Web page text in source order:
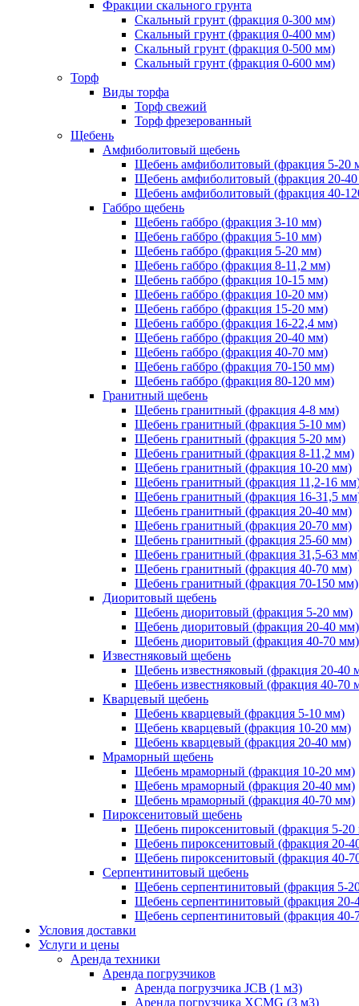
Фракции скального грунта
Скальный грунт (фракция 0-300 мм)
Скальный грунт (фракция 0-400 мм)
Скальный грунт (фракция 0-500 мм)
Скальный грунт (фракция 0-600 мм)
Торф
Виды торфа
Торф свежий
Торф фрезерованный
Щебень
Амфиболитовый щебень
Щебень амфиболитовый (фракция 5-20
Щебень амфиболитовый (фракция 20-
Щебень амфиболитовый (фракция 40-
Габбро щебень
Щебень габбро (фракция 3-10 мм)
Щебень габбро (фракция 5-10 мм)
Щебень габбро (фракция 5-20 мм)
Щебень габбро (фракция 8-11,2 мм)
Щебень габбро (фракция 10-15 мм)
Щебень габбро (фракция 10-20 мм)
Щебень габбро (фракция 15-20 мм)
Щебень габбро (фракция 16-22,4 мм)
Щебень габбро (фракция 20-40 мм)
Щебень габбро (фракция 40-70 мм)
Щебень габбро (фракция 70-150 мм)
Щебень габбро (фракция 80-120 мм)
Гранитный щебень
Щебень гранитный (фракция 4-8 мм)
Щебень гранитный (фракция 5-10 мм)
Щебень гранитный (фракция 5-20 мм)
Щебень гранитный (фракция 8-11,2 мм)
Щебень гранитный (фракция 10-20 мм)
Щебень гранитный (фракция 11,2-16
Щебень гранитный (фракция 16-31,5
Щебень гранитный (фракция 20-40 мм)
Щебень гранитный (фракция 20-70 мм)
Щебень гранитный (фракция 25-60 мм)
Щебень гранитный (фракция 31,5-63
Щебень гранитный (фракция 40-70 мм)
Щебень гранитный (фракция 70-150 мм)
Диоритовый щебень
Щебень диоритовый (фракция 5-20 мм)
Щебень диоритовый (фракция 20-40 мм)
Щебень диоритовый (фракция 40-70 мм)
Известняковый щебень
Щебень известняковый (фракция 20-40
Щебень известняковый (фракция 40-70
Кварцевый щебень
Щебень кварцевый (фракция 5-10 мм)
Щебень кварцевый (фракция 10-20 мм)
Щебень кварцевый (фракция 20-40 мм)
Мраморный щебень
Щебень мраморный (фракция 10-20 мм)
Щебень мраморный (фракция 20-40 мм)
Щебень мраморный (фракция 40-70 мм)
Пироксенитовый щебень
Щебень пироксенитовый (фракция 5-
Щебень пироксенитовый (фракция 20-
Щебень пироксенитовый (фракция 40-
Серпентинитовый щебень
Щебень серпентинитовый (фракция 5-
Щебень серпентинитовый (фракция 20-
Щебень серпентинитовый (фракция 40-
Условия доставки
Услуги и цены
Аренда техники
Аренда погрузчиков
Аренда погрузчика JCB (1 м3)
Аренда погрузчика XCMG (3 м3)